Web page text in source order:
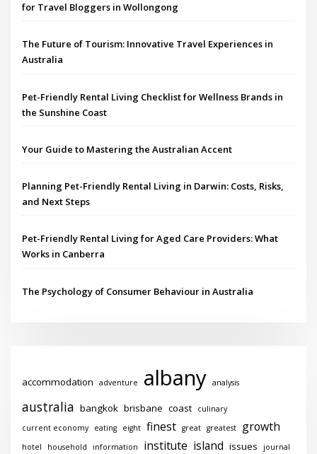
for Travel Bloggers in Wollongong
The Future of Tourism: Innovative Travel Experiences in
Australia
Pet-Friendly Rental Living Checklist for Wellness Brands in
the Sunshine Coast
Your Guide to Mastering the Australian Accent
Planning Pet-Friendly Rental Living in Darwin: Costs, Risks,
and Next Steps
Pet-Friendly Rental Living for Aged Care Providers: What
Works in Canberra
The Psychology of Consumer Behaviour in Australia
accommodation adventure albany analysis
australia bangkok brisbane coast
culinary
current economy
eating eight finest great greatest growth
hotel household information institute island issues journal